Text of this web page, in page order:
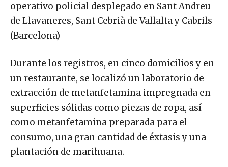
operativo policial desplegado en Sant Andreu
de Llavaneres, Sant Cebrià de Vallalta y Cabrils
(Barcelona)
Durante los registros, en cinco domicilios y en
un restaurante, se localizó un laboratorio de
extracción de metanfetamina impregnada en
superficies sólidas como piezas de ropa, así
como metanfetamina preparada para el
consumo, una gran cantidad de éxtasis y una
plantación de marihuana.